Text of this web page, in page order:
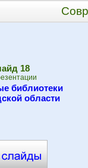
18
библиотеки
области